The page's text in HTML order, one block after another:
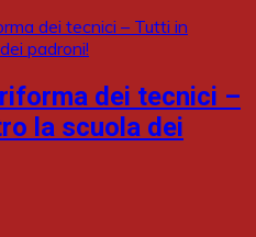
dei tecnici –
la scuola dei